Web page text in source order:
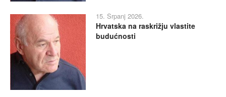
15. Srpanj 2026.
Hrvatska na raskrižju vlastite
budućnosti